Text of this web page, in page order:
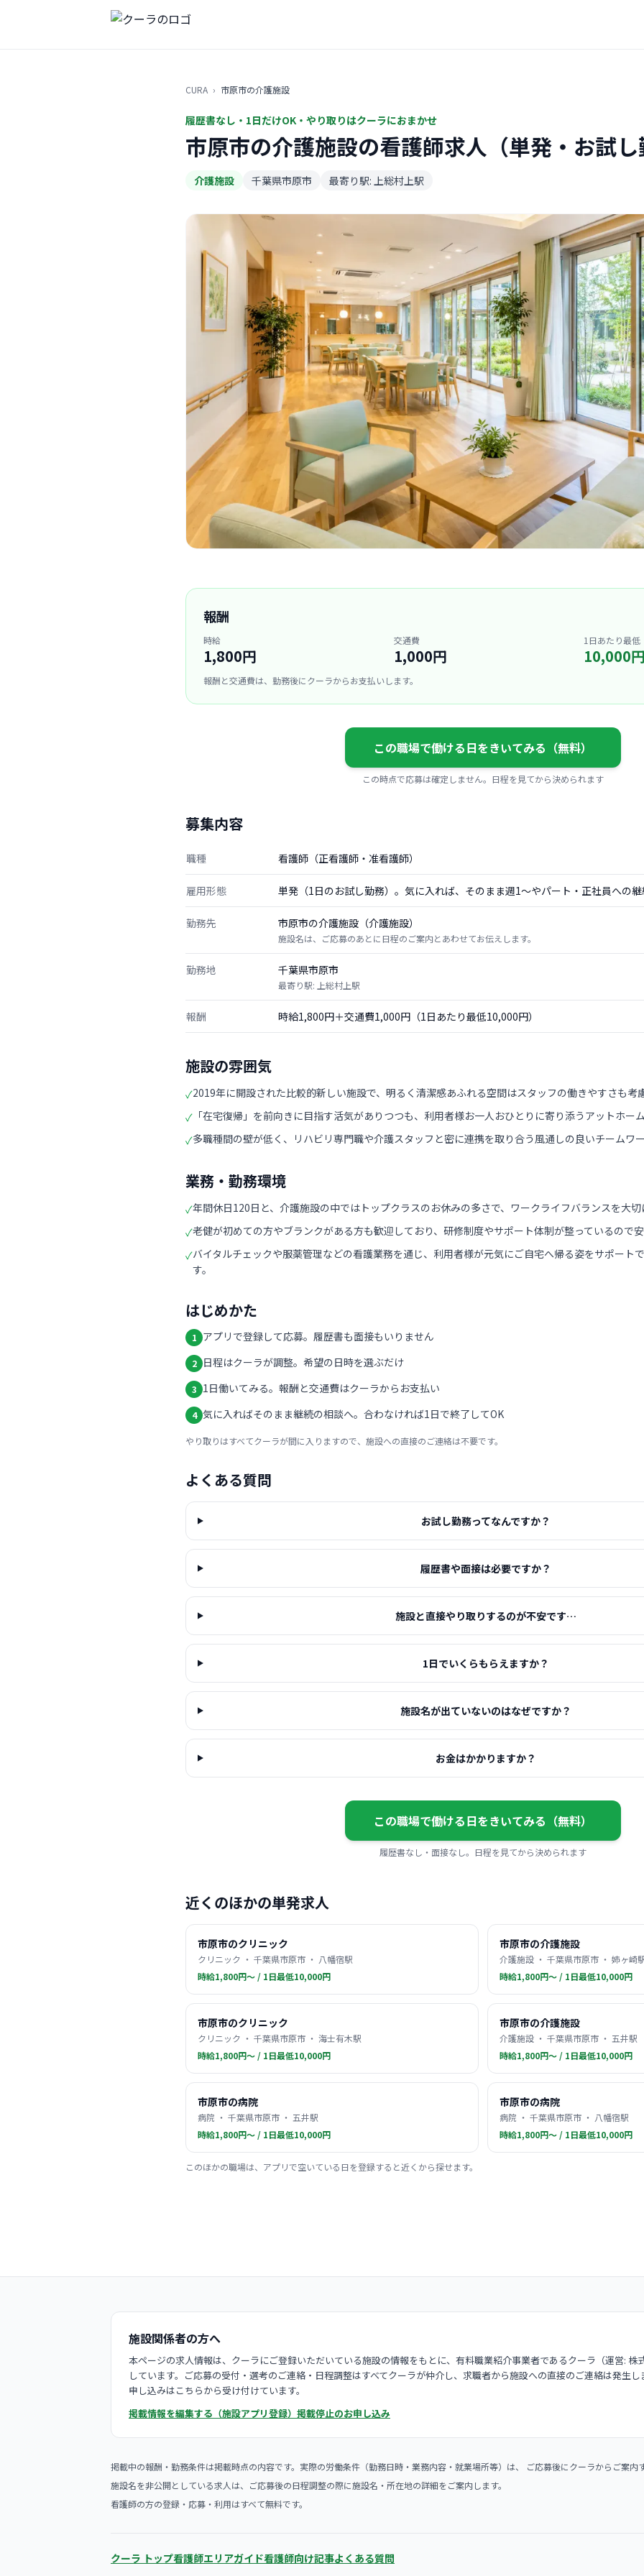
CURA › 市原市の介護施設
履歴書なし・1日だけOK・やり取りはクーラにおまかせ
市原市の介護施設の看護師求人（単発・お試
介護施設 千葉県市原市 最寄り駅: 上総村上駅
報酬
時給
1,800円
交通費
1,000円
1日あたり最低
10,000
報酬と交通費は、勤務後にクーラからお支払いします。
この職場で働ける日をきいてみる（無料）
この時点で応募は確定しません。日程を見てから決められます
募集内容
職種 看護師（正看護師・准看護師）
雇用形態 単発（1日のお試し勤務）。気に入れば、そのまま週1〜やパート・正社員への
勤務先 市原市の介護施設（介護施設）
施設名は、ご応募のあとに日程のご案内とあわせてお伝えします。
勤務地 千葉県市原市
最寄り駅: 上総村上駅
報酬 時給1,800円＋交通費1,000円（1日あたり最低10,000円）
施設の雰囲気
✓2019年に開設された比較的新しい施設で、明るく清潔感あふれる空間はスタッフの働きやすさも考
✓ 「在宅復帰」を前向きに目指す活気がありつつも、利用者様お一人おひとりに寄り添うアットホー
✓多職種間の壁が低く、リハビリ専門職や介護スタッフと密に連携を取り合う風通しの良いチームワ
業務・勤務環境
✓年間休日120日と、介護施設の中ではトップクラスのお休みの多さで、ワークライフバランスを大
✓老健が初めての方やブランクがある方も歓迎しており、研修制度やサポート体制が整っているので
✓バイタルチェックや服薬管理などの看護業務を通じ、利用者様が元気にご自宅へ帰る姿をサポート
す。
はじめかた
1 アプリで登録して応募。履歴書も面接もいりません
2 日程はクーラが調整。希望の日時を選ぶだけ
3 1日働いてみる。報酬と交通費はクーラからお支払い
4 気に入ればそのまま継続の相談へ。合わなければ1日で終了してOK
やり取りはすべてクーラが間に入りますので、施設への直接のご連絡は不要です。
よくある質問
お試し勤務ってなんですか？
履歴書や面接は必要ですか？
施設と直接やり取りするのが不安です…
1日でいくらもらえますか？
施設名が出ていないのはなぜですか？
お金はかかりますか？
この職場で働ける日をきいてみる（無料）
履歴書なし・面接なし。日程を見てから決められます
近くのほかの単発求人
市原市のクリニック
クリニック ・ 千葉県市原市 ・ 八幡宿駅
時給1,800円〜 / 1日最低10,000円
市原市の介護施設
介護施設 ・ 千葉県市原市 ・ 姉ヶ崎
時給1,800円〜 / 1日最低10,000円
市原市のクリニック
クリニック ・ 千葉県市原市 ・ 海士有木駅
時給1,800円〜 / 1日最低10,000円
市原市の介護施設
介護施設 ・ 千葉県市原市 ・ 五井駅
時給1,800円〜 / 1日最低10,000円
市原市の病院
病院 ・ 千葉県市原市 ・ 五井駅
時給1,800円〜 / 1日最低10,000円
市原市の病院
病院 ・ 千葉県市原市 ・ 八幡宿駅
時給1,800円〜 / 1日最低10,000円
このほかの職場は、アプリで空いている日を登録すると近くから探せます。
施設関係者の方へ
本ページの求人情報は、クーラにご登録いただいている施設の情報をもとに、有料職業紹介事業者であるクーラ（運営:
しています。ご応募の受付・選考のご連絡・日程調整はすべてクーラが仲介し、求職者から施設への直接のご連絡は発生
申し込みはこちらから受け付けています。
掲載情報を編集する（施設アプリ登録） 掲載停止のお申し込み
掲載中の報酬・勤務条件は掲載時点の内容です。実際の労働条件（勤務日時・業務内容・就業場所等）は、 ご応募後にクーラからご案内
施設名を非公開としている求人は、ご応募後の日程調整の際に施設名・所在地の詳細をご案内します。
看護師の方の登録・応募・利用はすべて無料です。
クーラ トップ看護師エリアガイド看護師向け記事よくある質問